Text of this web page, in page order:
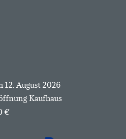
August 2026
Kaufhaus
€